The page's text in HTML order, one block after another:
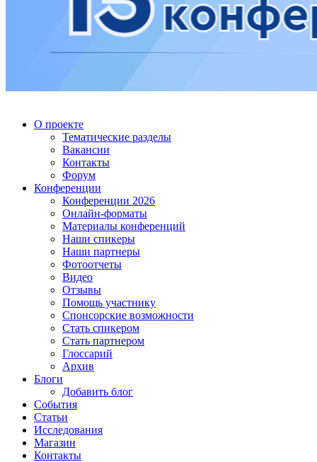
О проекте
Тематические разделы
Вакансии
Контакты
Форум
Конференции
Конференции 2026
Онлайн-форматы
Материалы конференций
Наши спикеры
Наши партнеры
Фотоотчеты
Видео
Отзывы
Помощь участнику
Спонсорские возможности
Стать спикером
Стать партнером
Глоссарий
Архив
Блоги
Добавить блог
События
Статьи
Исследования
Магазин
Контакты